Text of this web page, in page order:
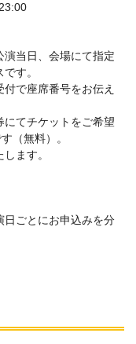
当日、会場にて指定
す。
で座席番号をお伝え
てチケットをご希望
（無料）。
ます。
ごとにお申込みを分